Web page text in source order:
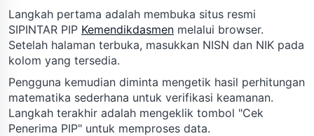
Langkah pertama adalah membuka situs resmi
SIPINTAR PIP Kemendikdasmen melalui browser.
Setelah halaman terbuka, masukkan NISN dan NIK pada
kolom yang tersedia.
Pengguna kemudian diminta mengetik hasil perhitungan
matematika sederhana untuk verifikasi keamanan.
Langkah terakhir adalah mengeklik tombol "Cek
Penerima PIP" untuk memproses data.